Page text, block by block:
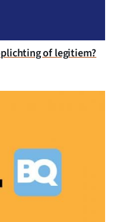
of legitiem?